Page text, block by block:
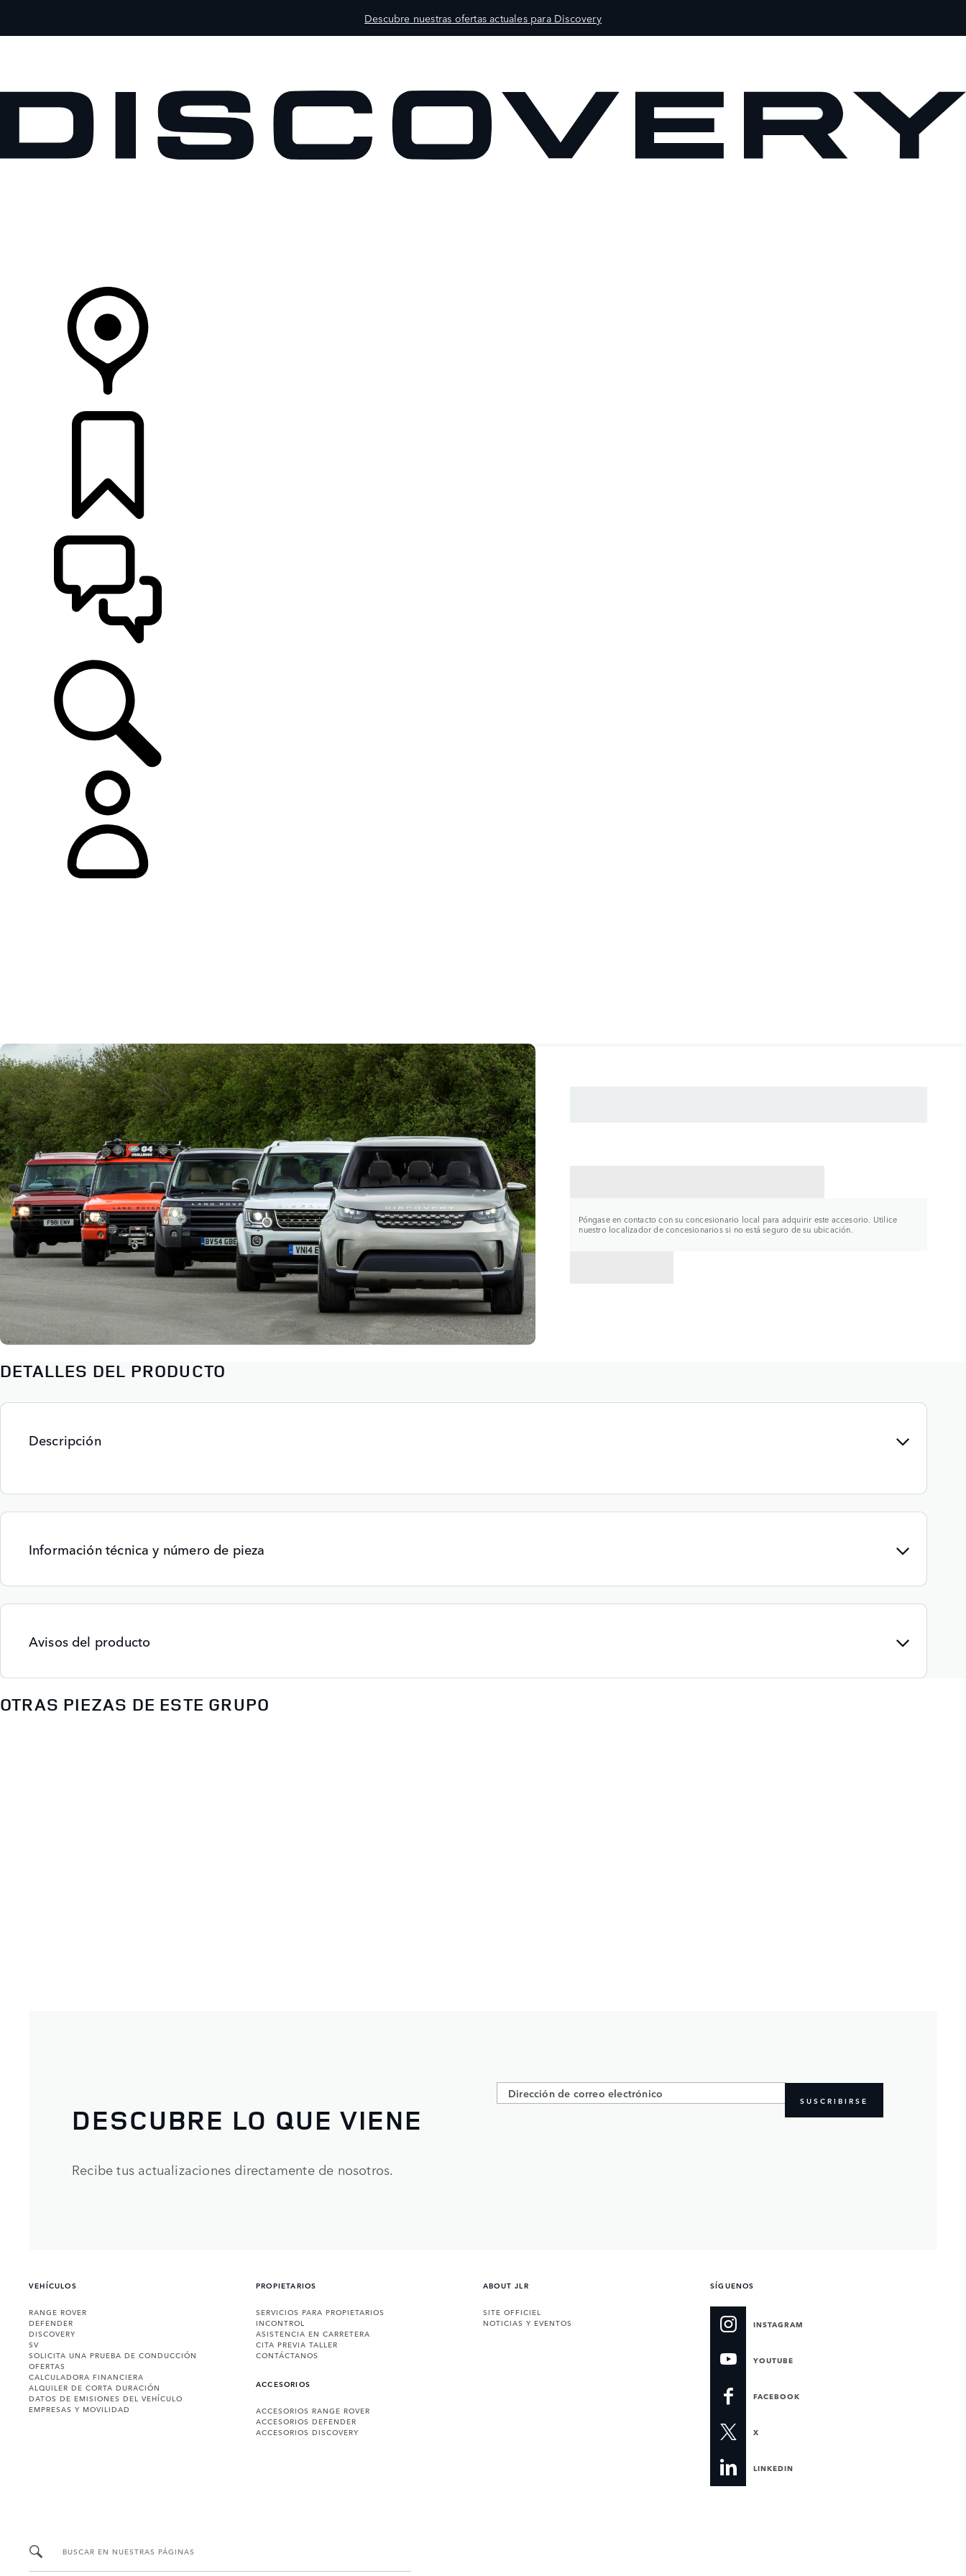
Descubre nuestras ofertas actuales para Discovery
Póngase en contacto con su concesionario local para adquirir este accesorio. Utilice
nuestro localizador de concesionarios si no está seguro de su ubicación.
DETALLES DEL PRODUCTO
Descripción
Información técnica y número de pieza
Avisos del producto
OTRAS PIEZAS DE ESTE GRUPO
DESCUBRE LO QUE VIENE
Recibe tus actualizaciones directamente de nosotros.
SUSCRIBIRSE
VEHÍCULOS
RANGE ROVER
DEFENDER
DISCOVERY
SV
SOLICITA UNA PRUEBA DE CONDUCCIÓN
OFERTAS
CALCULADORA FINANCIERA
ALQUILER DE CORTA DURACIÓN
DATOS DE EMISIONES DEL VEHÍCULO
EMPRESAS Y MOVILIDAD
PROPIETARIOS
SERVICIOS PARA PROPIETARIOS
INCONTROL
ASISTENCIA EN CARRETERA
CITA PREVIA TALLER
CONTÁCTANOS
ACCESORIOS
ACCESORIOS RANGE ROVER
ACCESORIOS DEFENDER
ACCESORIOS DISCOVERY
ABOUT JLR
SITE OFFICIEL
NOTICIAS Y EVENTOS
SÍGUENOS
INSTAGRAM
YOUTUBE
FACEBOOK
X
LINKEDIN
BUSCAR EN NUESTRAS PÁGINAS